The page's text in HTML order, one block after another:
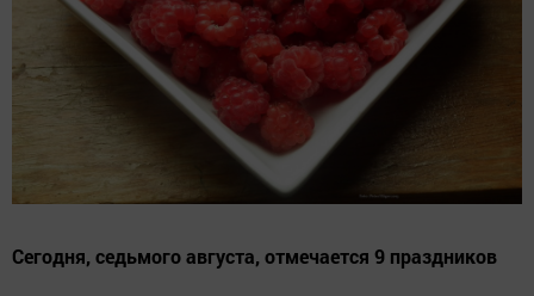
Сегодня, седьмого августа, отмечается 9 праздников